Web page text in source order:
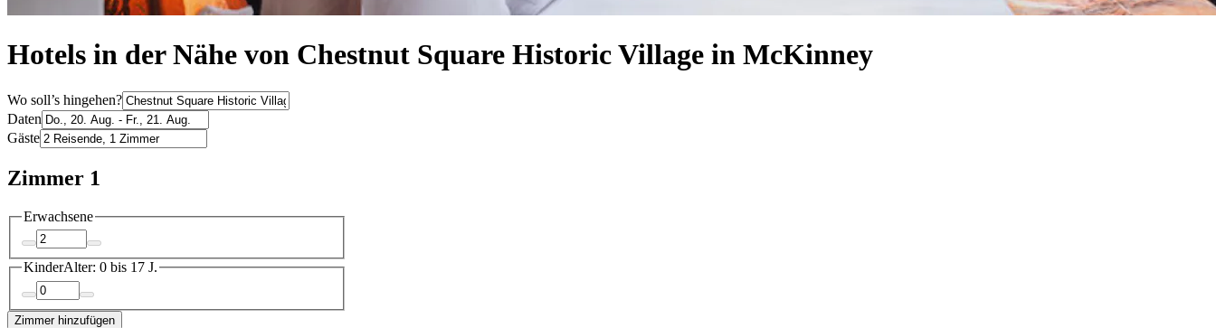
Hotels in der Nähe von Chestnut Square Historic Village in McKinney
Wo soll’s hingehen?
Daten
Gäste
Zimmer 1
Erwachsene
KinderAlter: 0 bis 17 J.
Zimmer hinzufügen